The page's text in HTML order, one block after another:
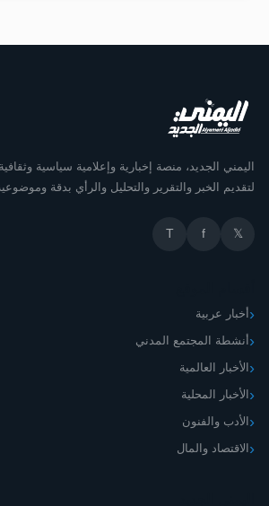
اليمني الجديد، منصة إخبارية وإعلامية سياسية
لتقديم الخبر والتقرير والتحليل والرأي بدقة
𝕏
f
T
أخبار عربية
أنشطة المجتمع المدني
الأخبار العالمية
الأخبار المحلية
الأدب والفنون
الاقتصاد والمال